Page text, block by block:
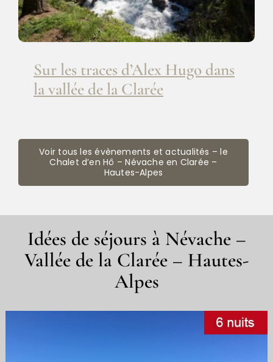
Sur les traces d’Alex Hugo dans
la vallée de la Clarée
Voir tous les évènements et actualités – le
Chalet d’en Hô – Névache en Clarée –
Hautes-Alpes
Idées de séjours à Névache –
Vallée de la Clarée – Hautes-
Alpes